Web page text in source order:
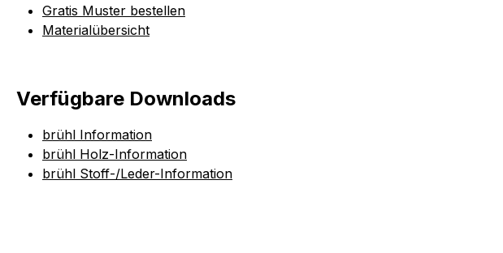
Gratis Muster bestellen
Materialübersicht
Verfügbare Downloads
brühl Information
brühl Holz-Information
brühl Stoff-/Leder-Information